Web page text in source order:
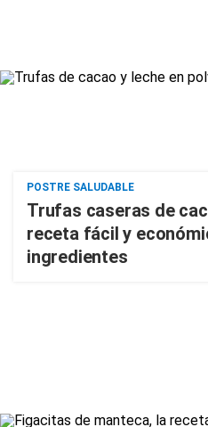
POSTRE SALUDABLE
Trufas caseras de
receta fácil y
ingredientes